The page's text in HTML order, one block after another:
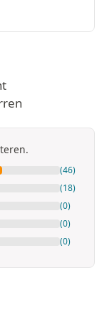
(46)
(18)
(0)
(0)
(0)